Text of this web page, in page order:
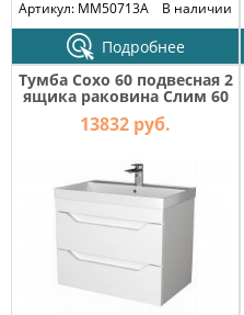
Артикул: MM50713A В наличии
Подробнее
Тумба Сохо 60 подвесная 2
ящика раковина Слим 60
13832 руб.